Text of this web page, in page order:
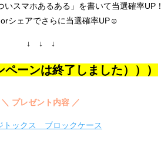
スマホあるある」を書いて当選確率UP！
シェアでさらに当選確率UP☺
↓ ↓ ↓
ペーンは終了しました）））
＼ プレゼント内容 ／
トックス ブロックケース